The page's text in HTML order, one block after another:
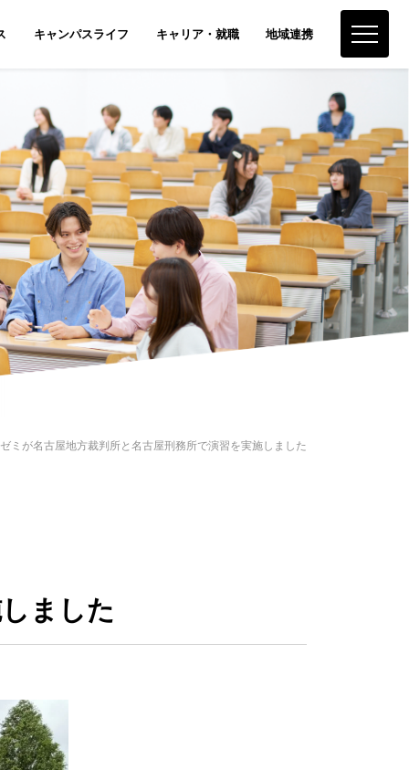
キャンパスライフ キャリア・就職 地域連携
ミが名古屋地方裁判所と名古屋刑務所で演習を実施しました
ました